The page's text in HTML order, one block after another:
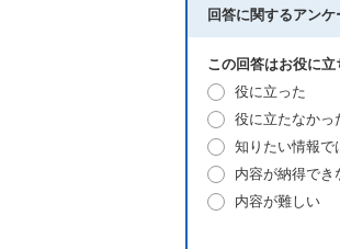
回答に関するアンケ
この回答はお役に立
役に立った
役に立たなかっ
知りたい情報で
内容が納得でき
内容が難しい